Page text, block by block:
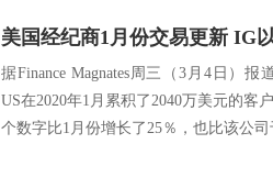
美国经纪商1月份交易更新 IG
据Finance Magnates周三（3月4日）
US在2020年1月累积了2040万美元的客
个数字比1月份增长了25％，也比该公司